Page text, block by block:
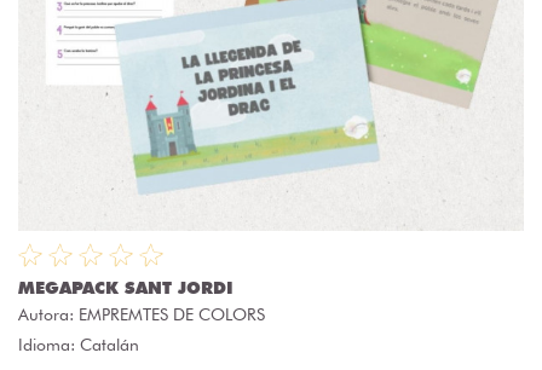
MEGAPACK SANT JORDI
Autora: EMPREMTES DE COLORS
Idioma: Catalán